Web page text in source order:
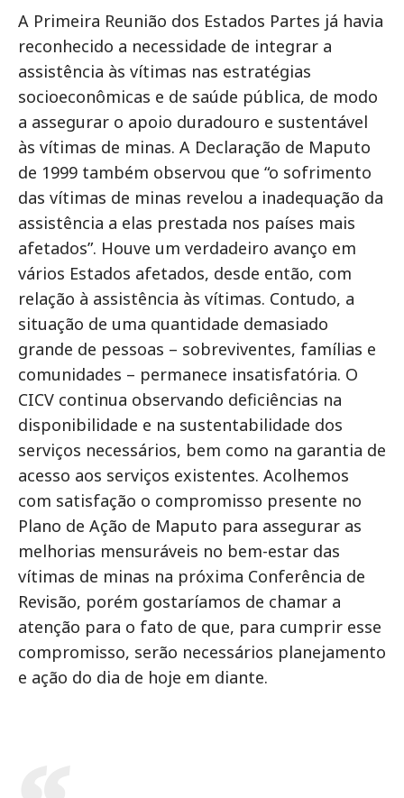
A Primeira Reunião dos Estados Partes já havia
reconhecido a necessidade de integrar a
assistência às vítimas nas estratégias
socioeconômicas e de saúde pública, de modo
a assegurar o apoio duradouro e sustentável
às vítimas de minas. A Declaração de Maputo
de 1999 também observou que “o sofrimento
das vítimas de minas revelou a inadequação da
assistência a elas prestada nos países mais
afetados”. Houve um verdadeiro avanço em
vários Estados afetados, desde então, com
relação à assistência às vítimas. Contudo, a
situação de uma quantidade demasiado
grande de pessoas – sobreviventes, famílias e
comunidades – permanece insatisfatória. O
CICV continua observando deficiências na
disponibilidade e na sustentabilidade dos
serviços necessários, bem como na garantia de
acesso aos serviços existentes. Acolhemos
com satisfação o compromisso presente no
Plano de Ação de Maputo para assegurar as
melhorias mensuráveis no bem-estar das
vítimas de minas na próxima Conferência de
Revisão, porém gostaríamos de chamar a
atenção para o fato de que, para cumprir esse
compromisso, serão necessários planejamento
e ação do dia de hoje em diante.